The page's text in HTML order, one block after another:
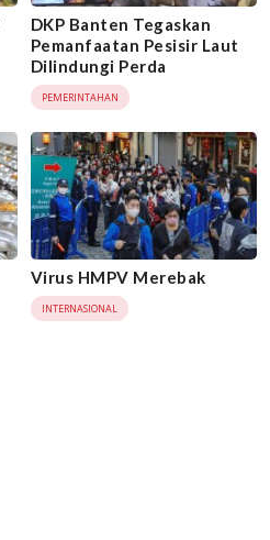
DKP Banten Tegaskan
Pemanfaatan Pesisir Laut
Dilindungi Perda
PEMERINTAHAN
Virus HMPV Merebak
INTERNASIONAL